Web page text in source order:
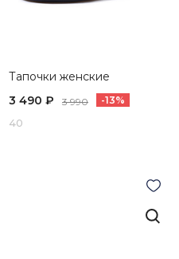
Тапочки женские
3 490 ₽
3 990 -13%
40